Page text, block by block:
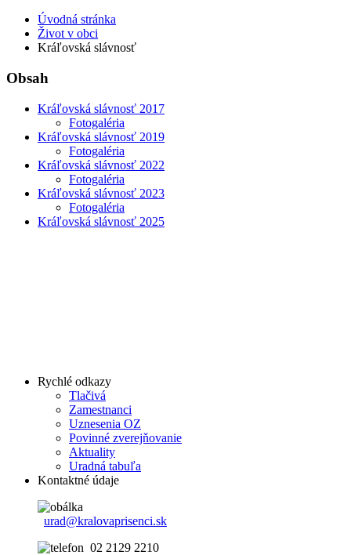
Úvodná stránka
Život v obci
Kráľovská slávnosť
Obsah
Kráľovská slávnosť 2017
Fotogaléria
Kráľovská slávnosť 2019
Fotogaléria
Kráľovská slávnosť 2022
Fotogaléria
Kráľovská slávnosť 2023
Fotogaléria
Kráľovská slávnosť 2025
Rychlé odkazy
Tlačivá
Zamestnanci
Uznesenia OZ
Povinné zverejňovanie
Aktuality
Uradná tabuľa
Kontaktné údaje
urad@kralovaprisenci.sk
02 2129 2210